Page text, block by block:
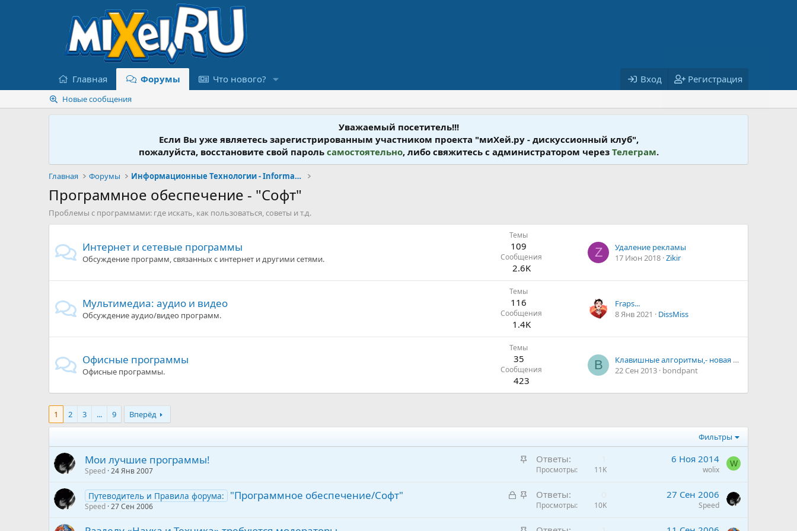
Главная Форумы Что нового? Вход Регистрация
Новые сообщения
Уважаемый посетитель!!!
Если Вы уже являетесь зарегистрированным участником проекта "миХей.ру - дискусcионный клуб",
пожалуйста, восстановите свой пароль самостоятельно, либо свяжитесь с администратором через Телеграм.
Главная Форумы Информационные Технологии - Information Technology
Программное обеспечение - "Софт"
Проблемы с программами: где искать, как пользоваться, советы и т.д.
Интернет и сетевые программы
Обсуждение программ, связанных с интернет и другими сетями.
Темы
109
Сообщения
2.6K
Z
Удаление рекламы
17 Июн 2018 Zikir
Мультимедиа: аудио и видео
Обсуждение аудио/видео программ.
Темы
116
Сообщения
1.4K
Fraps...
8 Янв 2021
DissMiss
Офисные программы
Офисные программы.
Темы
35
Сообщения
423
B
Клавишные алгоритмы,- новая технология программирования
22 Сен 2013 bondpant
1 2 3 ... 9 Вперёд
Фильтры
З
р
Мои лучшие программы!
Speed 24 Янв 2007
Ответы
Просмотры 11K
6 Ноя 2014
wolix
W
З
З
Путеводитель и Правила форума: "Программное обеспечение/Софт"
Speed 27 Сен 2006
Ответы
Просмотры 10K
27 Сен 2006
Speed